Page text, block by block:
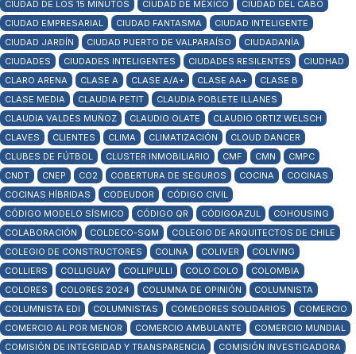
CIUDAD DE LOS 15 MINUTOS CIUDAD DE MÉXICO
CIUDAD DEL CABO
CIUDAD EMPRESARIAL
CIUDAD FANTASMA
CIUDAD INTELIGENTE
CIUDAD JARDÍN
CIUDAD PUERTO DE VALPARAÍSO
CIUDADANÍA
CIUDADES
CIUDADES INTELIGENTES CIUDADES RESILENTES
CIUDHAD
CLARO ARENA
CLASE A CLASE A/A+ CLASE AA+
CLASE B
CLASE MEDIA
CLAUDIA PETIT
CLAUDIA POBLETE ILLANES
CLAUDIA VALDÉS MUÑOZ
CLAUDIO OLATE
CLAUDIO ORTIZ WELSCH
CLAVES
CLIENTES CLIMA CLIMATIZACIÓN
CLOUD DANCER
CLUBES DE FÚTBOL
CLUSTER INMOBILIARIO CMF CMN
CMPC
CNDT
CNEP CO2 COBERTURA DE SEGUROS COCINA
COCINAS
COCINAS HÍBRIDAS
CODEUDOR
CÓDIGO CIVIL
CÓDIGO MODELO SÍSMICO
CÓDIGO QR CÓDIGOAZUL
COHOUSING
COLABORACIÓN
COLDECO-SQM
COLEGIO DE ARQUITECTOS DE CHILE
COLEGIO DE CONSTRUCTORES
COLINA COLIVER
COLIVING
COLLIERS
COLLIGUAY COLLIPULLI COLO COLO
COLOMBIA
COLORES
COLORES 2024 COLUMNA DE OPINIÓN
COLUMNISTA
COLUMNISTA EDI
COLUMNISTAS COMEDORES SOLIDARIOS
COMERCIO
COMERCIO AL POR MENOR
COMERCIO AMBULANTE
COMERCIO MUNDIAL
COMISIÓN DE INTEGRIDAD Y TRANSPARENCIA
COMISIÓN INVESTIGADORA